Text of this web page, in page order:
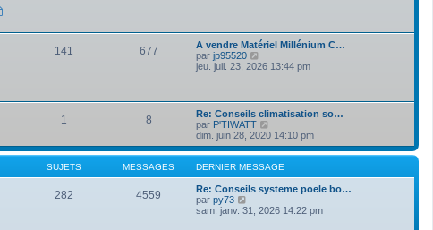
e
e
s
s
a
g
i
e
m
s
a
g
e
d
e
r
n
r
m
s
s
a
g
e
141 677
A vendre Matériel Millénium C…
par jp95520
o
e
d
e
r
n
i
e
m
e
s
jeu. juil. 23, 2026 13:44 pm
1 8
Re: Conseils climatisation so…
par P'TIWATT
o
i
r
l
e
d
r
dim. juin 28, 2020 14:10 pm
SUJETS MESSAGES DERNIER MESSAGE
282 4559
Re: Conseils systeme poele bo…
par py73
o
sam. janv. 31, 2026 14:22 pm